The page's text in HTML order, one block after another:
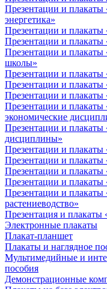
Презентации и плакаты
энергетика»
Презентации и
Презентации и
Презентации и
школы»
Презентации и
Презентации и
Презентации и плакаты
Презентации и
экономические
Презентации и
дисциплины»
Презентации и
Презентации и плакаты
Презентации и плакаты
Презентации и
Презентации и
растениеводство»
Презентация и плакаты
Электронные плакаты
Плакат-планшет
Плакаты и наглядное
Мультимедийные и
пособия
Демонстрационные